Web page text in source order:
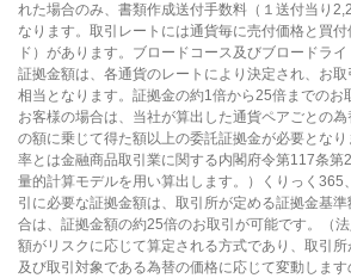
れた場合のみ、書類作成送付手数料（１送付当り
なります。取引レートには通貨毎に売付価格と買
ド）があります。ブロードコース及びブロードラ
証拠金額は、各通貨のレートにより決定され、お
相当となります。証拠金の約1倍から25倍までのお
お客様の場合は、当社が算出した通貨ペアごとの為
の額に乗じて得た額以上の委託証拠金が必要とな
率とは金融商品取引業に関する内閣府令第117条第
量的計算モデルを用い算出します。）くりっく365
引に必要な証拠金額は、取引所が定める証拠金基
合は、証拠金額の約25倍のお取引が可能です。（
額がリスクに応じて算定される方式であり、取引
及び取引対象である為替の価格に応じて変動しま